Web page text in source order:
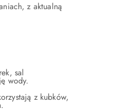
z aktualną
sal
wody.
z kubków,